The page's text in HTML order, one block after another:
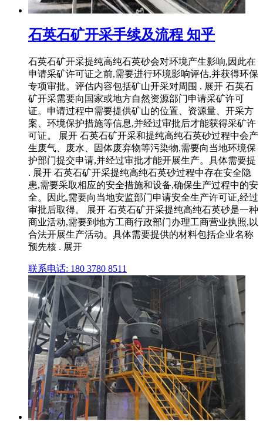
石英石矿开采手续及流程 知乎
石英石矿开采提纯高纯石英砂会对环境产生影响,因此在
申请采矿许可证之前,需要进行环境影响评估,并获得环保
专项审批。评估内容包括矿山开采对周围 . 展开 石英石
矿开采需要向国家或地方自然资源部门申请采矿许可
证。申请过程中需要提供矿山的位置、资源量、开采方
案、环境保护措施等信息,并经过审批后才能获得采矿许
可证。 展开 石英石矿开采和提纯高纯石英砂过程中会产
生废气、废水、固体废弃物等污染物,需要向当地环境保
护部门提交申请,并经过审批才能开展生产。具体需要提
. 展开 石英石矿开采提纯高纯石英砂过程中存在安全隐
患,需要采取相应的安全措施和设备,确保生产过程中的安
全。因此,需要向当地安监部门申请安全生产许可证,经过
审批后取得。 展开 石英石矿开采提纯高纯石英砂是一种
商业活动,需要到地方工商行政部门办理工商营业执照,以
合法开展生产活动。具体需要提供的材料包括企业名称
预先核 . 展开
联系电话: 180 3780 8511